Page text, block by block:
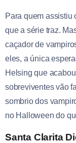
Para quem assistiu
que a série traz.
caçador de
eles, a única
Helsing que
sobreviventes vão
sombrio dos
no Halloween do
Santa Clarita